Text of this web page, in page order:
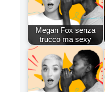
Megan Fox senza
trucco ma sexy